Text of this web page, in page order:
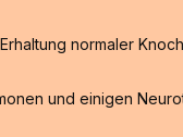
normaler
und einigen